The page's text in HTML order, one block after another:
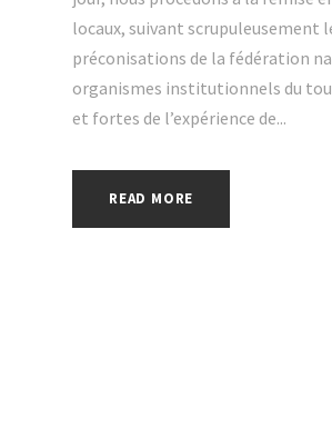
locaux, suivant scrupuleusement
préconisations de la fédération
organismes institutionnels du
et fortes de l’expérience de...
READ MORE